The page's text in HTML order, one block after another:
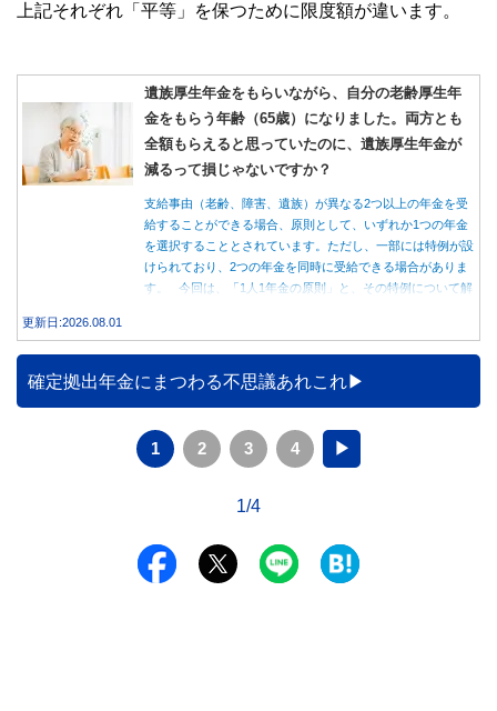
上記それぞれ「平等」を保つために限度額が違います。
遺族厚生年金をもらいながら、自分の老齢厚生年
金をもらう年齢（65歳）になりました。両方とも
全額もらえると思っていたのに、遺族厚生年金が
減るって損じゃないですか？
支給事由（老齢、障害、遺族）が異なる2つ以上の年金を受
給することができる場合、原則として、いずれか1つの年金
を選択することとされています。ただし、一部には特例が設
けられており、2つの年金を同時に受給できる場合がありま
す。 今回は、「1人1年金の原則」と、その特例について解
更新日:2026.08.01
確定拠出年金にまつわる不思議あれこれ
1 2 3 4 ▶
1/4